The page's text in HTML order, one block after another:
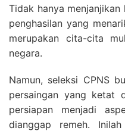
Tidak hanya
penghasilan yang
merupakan cita-cita
negara.
Namun, seleksi CPNS
persaingan yang ketat
persiapan menjadi
dianggap remeh.